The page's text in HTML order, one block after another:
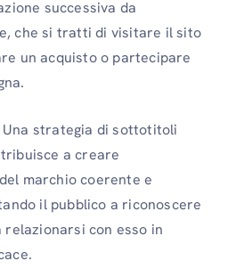
successiva da
che si tratti di visitare il sito
un acquisto o partecipare
strategia di sottotitoli
a creare
marchio coerente e
il pubblico a riconoscere
relazionarsi con esso in